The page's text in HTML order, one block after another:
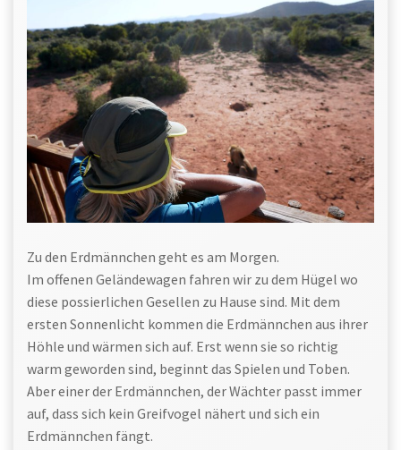
Zu den Erdmännchen geht es am Morgen.
Im offenen Geländewagen fahren wir zu dem Hügel wo
diese possierlichen Gesellen zu Hause sind. Mit dem
ersten Sonnenlicht kommen die Erdmännchen aus ihrer
Höhle und wärmen sich auf. Erst wenn sie so richtig
warm geworden sind, beginnt das Spielen und Toben.
Aber einer der Erdmännchen, der Wächter passt immer
auf, dass sich kein Greifvogel nähert und sich ein
Erdmännchen fängt.